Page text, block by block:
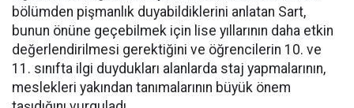
bölümden pişmanlık duyabildiklerini anlatan Sart,
bunun önüne geçebilmek için lise yıllarının daha etkin
değerlendirilmesi gerektiğini ve öğrencilerin 10. ve
11. sınıfta ilgi duydukları alanlarda staj yapmalarının,
meslekleri yakından tanımalarının büyük önem